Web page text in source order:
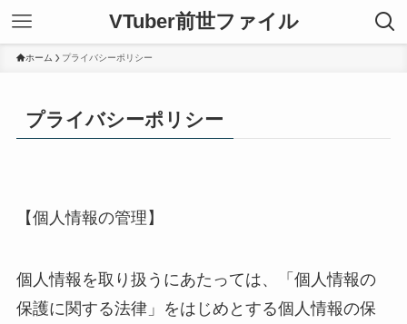
VTuber前世ファイル
ホーム プライバシーポリシー
プライバシーポリシー
【個人情報の管理】
個人情報を取り扱うにあたっては、「個人情報の
保護に関する法律」をはじめとする個人情報の保